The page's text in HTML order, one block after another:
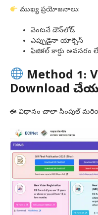
ముఖ్య ప్రయోజనాలు:
వెంటనే డౌన్‌లోడ్
ఎప్పుడైనా యాక్సెస్
ఫిజికల్ కార్డు
Method 1:
Download
ఈ విధానం చాలా సింపుల్